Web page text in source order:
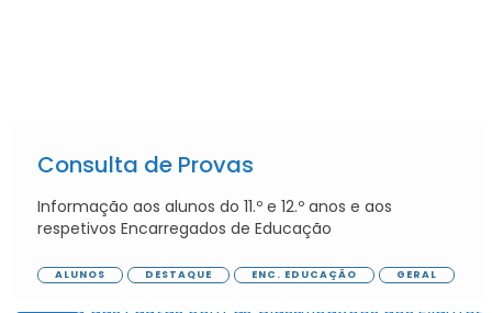
Consulta de Provas
Informação aos alunos do 11.º e 12.º anos e aos
respetivos Encarregados de Educação
ALUNOS DESTAQUE ENC. EDUCAÇÃO GERAL